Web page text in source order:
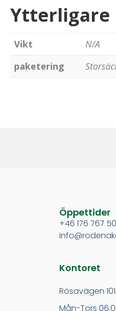
Vikt
N/A
paketering
Öppettider
+46 176 767 50
Kontoret
Rösavägen 101
Mån-Tors